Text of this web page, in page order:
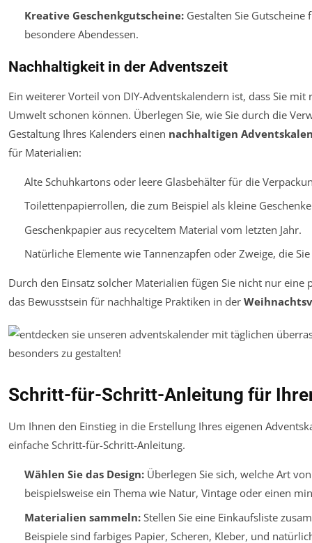
Kreative Geschenkgutscheine:Gestalten Sie Gutscheine
besondere Abendessen.
Nachhaltigkeit in der Adventszeit
Ein weiterer Vorteil von DIY-Adventskalendern ist, dass Sie
Umwelt schonen können. Überlegen Sie, wie Sie durch die
Gestaltung Ihres Kalenders einen nachhaltigen
für Materialien:
Alte Schuhkartons oder leere Glasbehälter für die
Toilettenpapierrollen, die zum Beispiel als kleine
Geschenkpapier aus recyceltem Material vom letzten Jahr.
Natürliche Elemente wie Tannenzapfen oder Zweige, die
Durch den Einsatz solcher Materialien fügen Sie nicht nur
das Bewusstsein für nachhaltige Praktiken in der
Schritt-für-Schritt-Anleitung für
Um Ihnen den Einstieg in die Erstellung Ihres eigenen
einfache Schritt-für-Schritt-Anleitung.
Wählen Sie das Design:Überlegen Sie sich, welche Art
beispielsweise ein Thema wie Natur, Vintage oder einen
Materialien sammeln:Stellen Sie eine Einkaufsliste
Beispiele sind farbiges Papier, Scheren, Kleber, und